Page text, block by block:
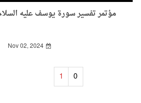
مؤتمر تفسير سورة يوسف عليه
Nov 02, 2024
0
1